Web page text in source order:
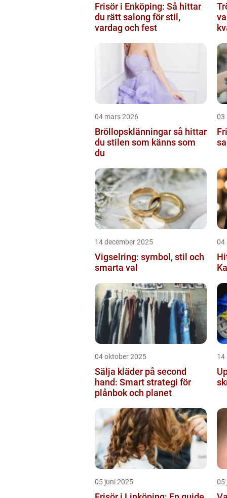
Frisör i Enköping: Så hittar
du rätt salong för stil,
vardag och fest
04 mars 2026
Bröllopsklänningar så hittar
du stilen som känns som
du
03
14 december 2025
Vigselring: symbol, stil och
smarta val
04
04 oktober 2025
Sälja kläder på second
hand: Smart strategi för
plånbok och planet
14
05 juni 2025 05